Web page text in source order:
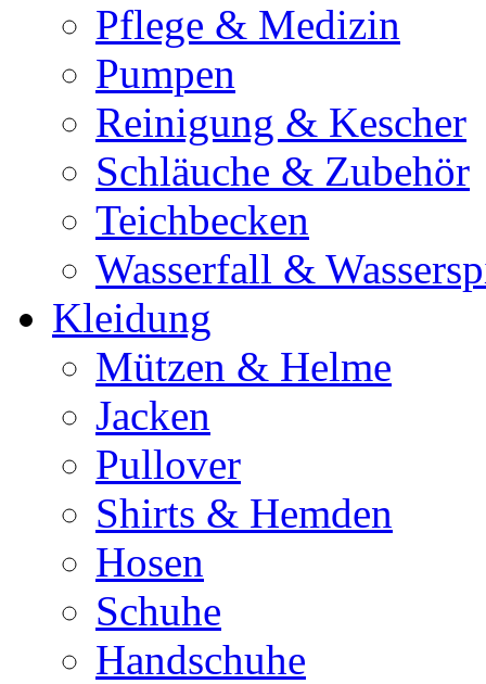
Pflege & Medizin
Pumpen
Reinigung & Kescher
Schläuche & Zubehör
Teichbecken
Wasserfall &
Kleidung
Mützen & Helme
Jacken
Pullover
Shirts & Hemden
Hosen
Schuhe
Handschuhe